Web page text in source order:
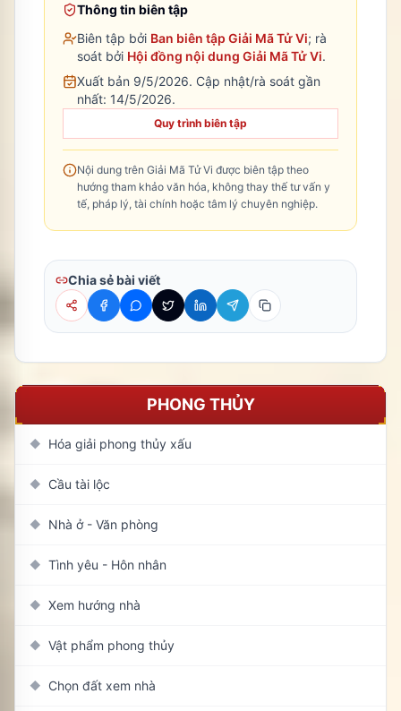
Thông tin biên tập
Biên tập bởi Ban biên tập Giải Mã Tử Vi; rà
soát bởi Hội đồng nội dung Giải Mã Tử Vi.
Xuất bản 9/5/2026. Cập nhật/rà soát gần
nhất: 14/5/2026.
Quy trình biên tập
Nội dung trên Giải Mã Tử Vi được biên tập theo
hướng tham khảo văn hóa, không thay thế tư vấn y
tế, pháp lý, tài chính hoặc tâm lý chuyên nghiệp.
Chia sẻ bài viết
PHONG THỦY
◆ Hóa giải phong thủy xấu
◆ Cầu tài lộc
◆ Nhà ở - Văn phòng
◆ Tình yêu - Hôn nhân
◆ Xem hướng nhà
◆ Vật phẩm phong thủy
◆ Chọn đất xem nhà